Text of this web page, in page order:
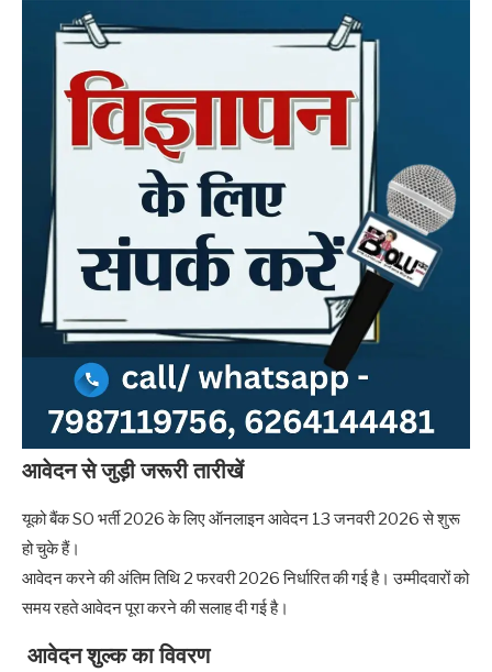
आवेदन से जुड़ी जरूरी तारीखें
यूको बैंक SO भर्ती 2026 के लिए ऑनलाइन आवेदन 13 जनवरी 2026 से शुरू
हो चुके हैं।
आवेदन करने की अंतिम तिथि 2 फरवरी 2026 निर्धारित की गई है। उम्मीदवारों को
समय रहते आवेदन पूरा करने की सलाह दी गई है।
आवेदन शुल्क का विवरण